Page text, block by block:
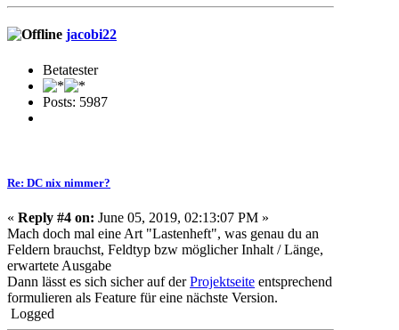
jacobi22
Betatester
Posts: 5987
Re: DC nix nimmer?
« Reply #4 on: June 05, 2019, 02:13:07 PM »
Mach doch mal eine Art "Lastenheft", was genau du an
Feldern brauchst, Feldtyp bzw möglicher Inhalt / Länge,
erwartete Ausgabe
Dann lässt es sich sicher auf derProjektseite entsprechend
formulieren als Feature für eine nächste Version.
Logged